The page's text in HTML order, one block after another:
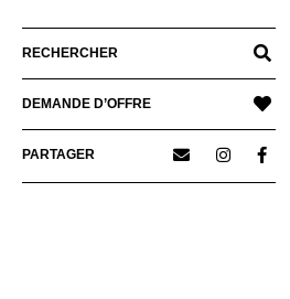
RECHERCHER
DEMANDE D’OFFRE
PARTAGER